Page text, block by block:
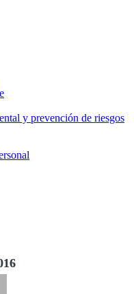
y prevención de riesgos